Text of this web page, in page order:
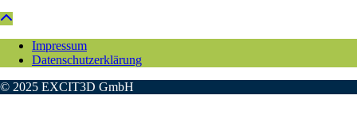
Impressum
Datenschutzerklärung
© 2025 EXCIT3D GmbH